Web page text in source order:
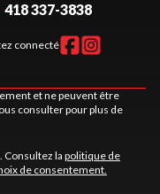
418 337-3838
connecté
et ne peuvent être
consulter pour plus de
la politique de
de consentement.